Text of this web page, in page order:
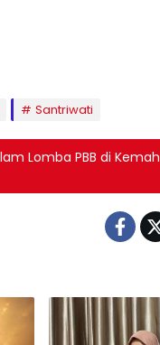
Santriwati
Lomba PBB di Kemah